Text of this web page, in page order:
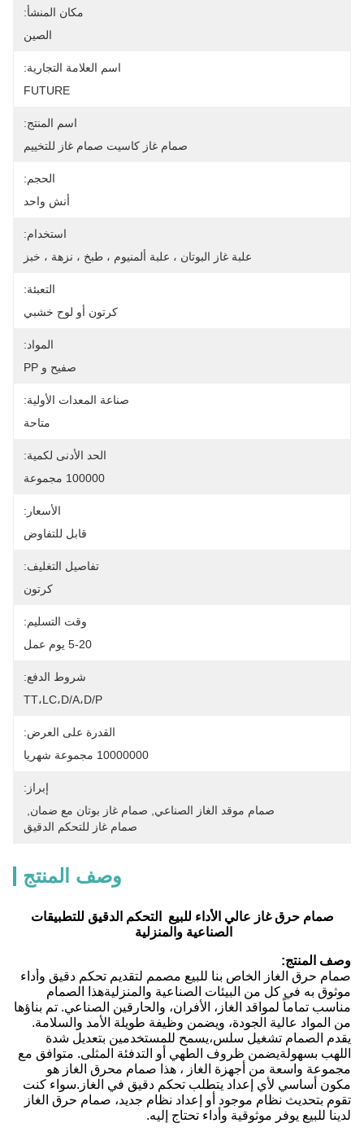
مكان المنشأ:
الصين
اسم العلامة التجارية:
FUTURE
اسم المنتج:
صمام غاز كاسيت صمام غاز للتخييم
الحجم:
أنش واحد
استخدام:
علبة غاز البوتان ، علبة ألمنيوم ، طبخ ، نزهة ، خبز
التعبئة:
كرتون أو لوح خشبي
المواد:
صفيح و PP
صناعة المعدات الأولية:
متاحة
الحد الأدنى لكمية:
100000 مجموعة
الأسعار:
قابل للتفاوض
تفاصيل التغليف:
كرتون
وقت التسليم:
5-20 يوم عمل
شروط الدفع:
TT،LC،D/A،D/P
القدرة على العرض:
10000000 مجموعة شهريا
إبراز:
صمام موقد الغاز الصناعي
صمام غاز بوتان مع ضمان
صمام غاز للتحكم الدقيق
وصف المنتج
صمام حرق غاز عالي الأداء للبيع ‬ التحكم الدقيق للتطبيقات
الصناعية والمنزلية ‬
وصف المنتج:
صمام حرق الغاز الخاص بنا للبيع مصمم لتقديم تحكم دقيق وأداء
موثوق به في كل من البيئات الصناعية والمنزليةهذا الصمام
مناسب تماماً لمواقد الغاز، الأفران، والحارقين الصناعي. تم بناؤها
من المواد عالية الجودة، ويضمن وظيفة طويلة الأمد والسلامة.
يقدم الصمام تشغيل سلس،يسمح للمستخدمين بتعديل شدة
اللهب بسهولةيضمن ظروف الطهي أو التدفئة المثلى. متوافق مع
مجموعة واسعة من أجهزة الغاز ، هذا صمام محرق الغاز هو
مكون أساسي لأي إعداد يتطلب تحكم دقيق في الغاز.سواء كنت
تقوم بتحديث نظام موجود أو إعداد نظام جديد، صمام حرق الغاز
لدينا للبيع يوفر موثوقية وأداء تحتاج إليه.